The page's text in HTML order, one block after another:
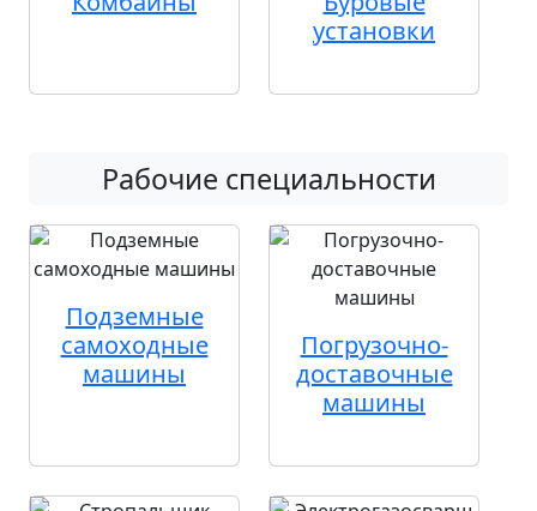
установки
Рабочие специальности
Подземные
самоходные
машины
Погрузочно-
доставочные
машины